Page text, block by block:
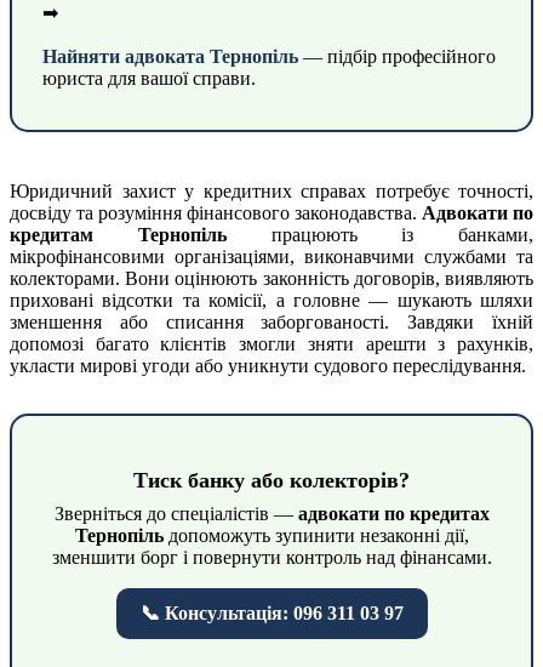
➡
Найняти адвоката Тернопіль — підбір професійного
юриста для вашої справи.
Юридичний захист у кредитних справах потребує точності,
досвіду та розуміння фінансового законодавства. Адвокати по
кредитам Тернопільпрацюють із банками,
мікрофінансовими організаціями, виконавчими службами та
колекторами. Вони оцінюють законність договорів, виявляють
приховані відсотки та комісії, а головне — шукають шляхи
зменшення або списання заборгованості. Завдяки їхній
допомозі багато клієнтів змогли зняти арешти з рахунків,
укласти мирові угоди або уникнути судового переслідування.
Тиск банку або колекторів?
Зверніться до спеціалістів — адвокати по кредитах
Тернопільдопоможуть зупинити незаконні дії,
зменшити борг і повернути контроль над фінансами.
📞 Консультація: 096 311 03 97